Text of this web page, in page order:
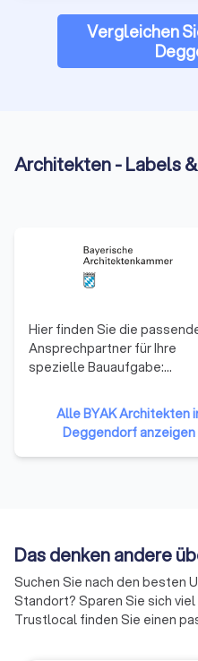
Vergleichen
Architekten - Labels
Hier finden Sie die
Ansprechpartner für Ihre
spezielle Bauaufgabe:
Büroverzeichnis,
Stadtplanerliste,
Energieberaterverzeichnis...
Viele Architekten sind auch
Glaubwürdigkeit von einem
unabhängigen Gremium
worden sind.
Alle BYAK Architekten
Deggendorf anzeigen
Das denken andere
Suchen Sie nach den besten
Standort? Sparen Sie sich
Trustlocal finden Sie einen